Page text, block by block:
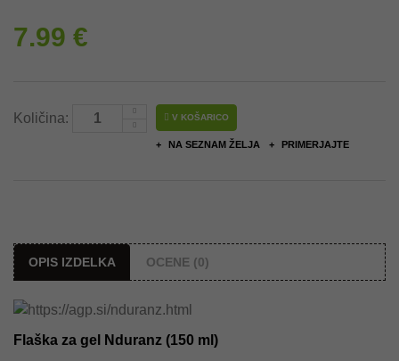
7.99 €
Količina: V KOŠARICO
NA SEZNAM ŽELJA PRIMERJAJTE
OPIS IZDELKA OCENE (0)
Flaška za gel Nduranz (150 ml)